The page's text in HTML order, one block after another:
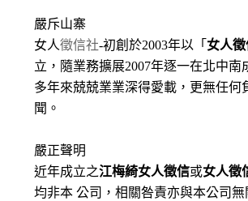
嚴斥山寨
女人徵信社-初創於2003年以「 女人
立，隨業務擴展2007年逐一在北中南
多年來兢兢業業深得愛載，更無任何
聞。
嚴正聲明
近年成立之江梅綺女人徵信或女人徵
均非本 公司，相關咎責亦與本公司無